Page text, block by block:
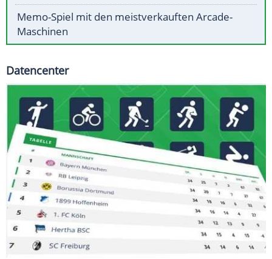
Memo-Spiel mit den meistverkauften Arcade-
Maschinen
Datencenter